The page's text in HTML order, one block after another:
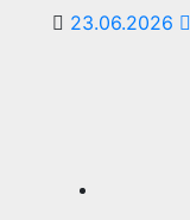
23.06.2026